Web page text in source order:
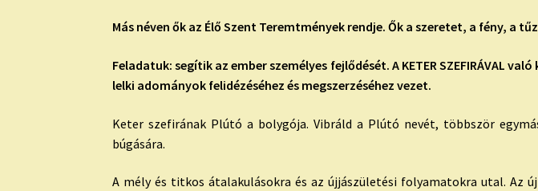
Más néven ők az Élő Szent Teremtmények rendje. Ők a szeretet, a fény, a
Feladatuk: segítik az ember személyes fejlődését. A KETER SZEFIRÁVAL
lelki adományok felidézéséhez és megszerzéséhez vezet.
Keter szefirának Plútó a bolygója. Vibráld a Plútó nevét, többször
búgására.
A mély és titkos átalakulásokra és az újjászületési folyamatokra utal. Az